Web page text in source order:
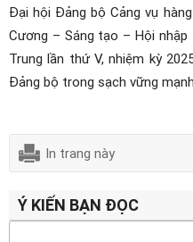
Đại hội Đảng bộ Cảng vụ
Cương – Sáng tạo – Hội
Trung lần thứ V, nhiệm kỳ
Đảng bộ trong sạch vững
In trang này
Ý KIẾN BẠN ĐỌC